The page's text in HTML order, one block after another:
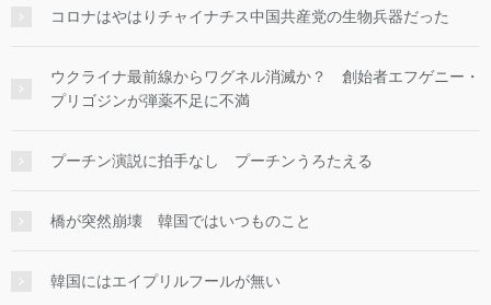
コロナはやはりチャイナチス中国共産党の生物兵器だった
ウクライナ最前線からワグネル消滅か？ 創始者エフゲニー・
プリゴジンが弾薬不足に不満
プーチン演説に拍手なし プーチンうろたえる
橋が突然崩壊 韓国ではいつものこと
韓国にはエイプリルフールが無い